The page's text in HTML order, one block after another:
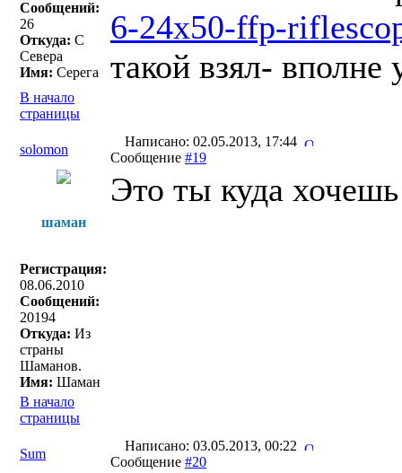
Сообщений:
26
Откуда: С
Севера
Имя: Серега
6-24x50-ffp-
такой взял-
В начало
страницы
solomon
Написано: 02.05.2013, 17:44
Сообщение #19
шаман
Регистрация:
08.06.2010
Сообщений:
20194
Откуда: Из
страны
Шаманов.
Имя: Шаман
Это ты куда
В начало
страницы
Sum
Написано: 03.05.2013, 00:22
Сообщение #20